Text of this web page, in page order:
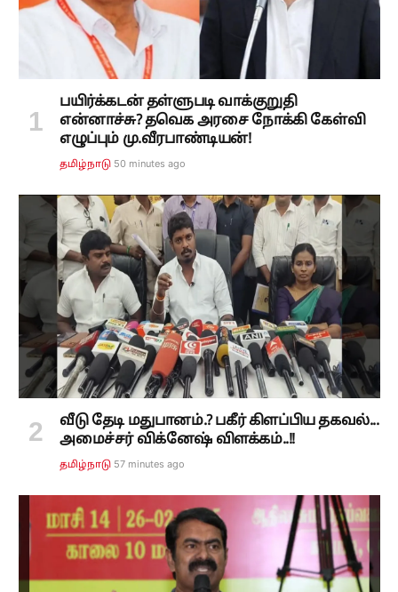
பயிர்க்கடன் தள்ளுபடி வாக்குறுதி
என்னாச்சு? தவெக அரசை நோக்கி கேள்வி
எழுப்பும் மு.வீரபாண்டியன்!
தமிழ்நாடு 50 minutes ago
வீடு தேடி மதுபானம்.? பகீர் கிளப்பிய தகவல்...
அமைச்சர் விக்னேஷ் விளக்கம்..!!
தமிழ்நாடு 57 minutes ago